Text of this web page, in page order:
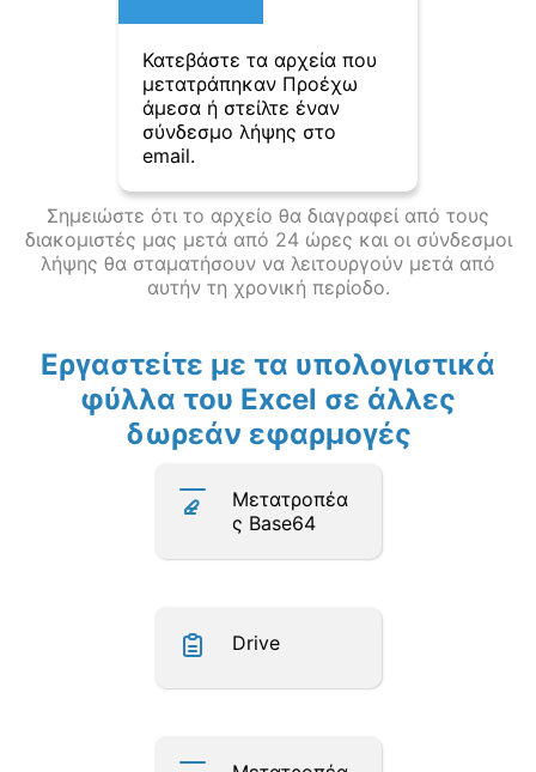
Κατεβάστε τα αρχεία που
μετατράπηκαν Προέχω
άμεσα ή στείλτε έναν
σύνδεσμο λήψης στο
email.
Σημειώστε ότι το αρχείο θα διαγραφεί από τους
διακομιστές μας μετά από 24 ώρες και οι σύνδεσμοι
λήψης θα σταματήσουν να λειτουργούν μετά από
αυτήν τη χρονική περίοδο.
Εργαστείτε με τα υπολογιστικά
φύλλα του Excel σε άλλες
δωρεάν εφαρμογές
Μετατροπέα
ς Base64
Drive